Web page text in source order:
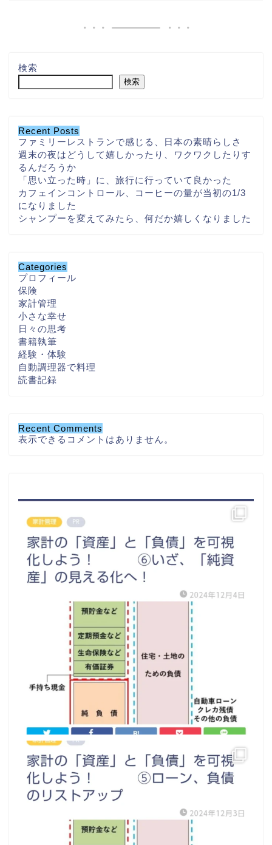
検索
検索
Recent Posts
ファミリーレストランで感じる、日本の素晴らしさ
週末の夜はどうして嬉しかったり、ワクワクしたりす
るんだろうか
「思い立った時」に、旅行に行っていて良かった
カフェインコントロール、コーヒーの量が当初の1/3
になりました
シャンプーを変えてみたら、何だか嬉しくなりました
Categories
プロフィール
保険
家計管理
小さな幸せ
日々の思考
書籍執筆
経験・体験
自動調理器で料理
読書記録
Recent Comments
表示できるコメントはありません。